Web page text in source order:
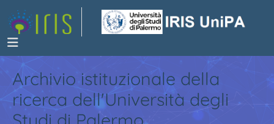
Archivio istituzionale della
ricerca dell'Università degli